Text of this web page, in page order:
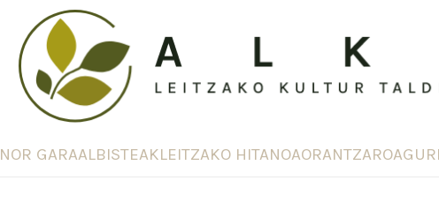
NOR GARAALBISTEAKLEITZAKO HITANOAORANTZAROA